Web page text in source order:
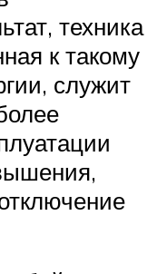
техника
к такому
служит